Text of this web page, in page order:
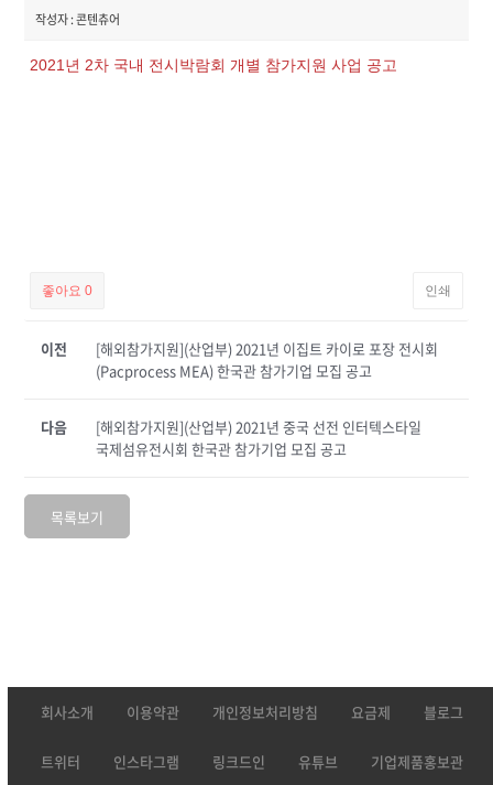
작성자 : 콘텐츄어
2021년 2차 국내 전시박람회 개별 참가지원 사업 공고
좋아요0 인쇄
이전
[해외참가지원](산업부) 2021년 이집트 카이로 포장 전시회
(Pacprocess MEA) 한국관 참가기업 모집 공고
[해외참가지원](산업부) 2021년 중국 선전 인터텍스타일
국제섬유전시회 한국관 참가기업 모집 공고
다음
목록보기
회사소개 이용약관 개인정보처리방침 요금제 블로그
트위터 인스타그램 링크드인 유튜브 기업제품홍보관